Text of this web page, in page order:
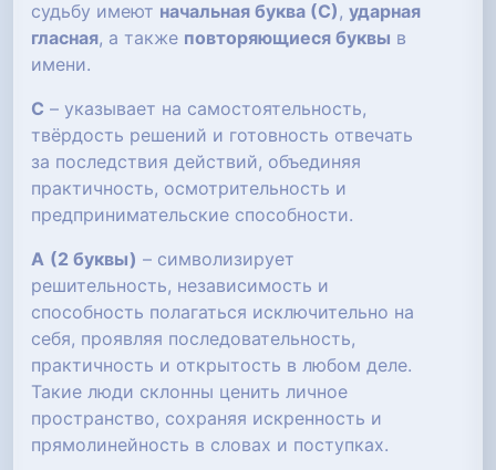
судьбу имеют начальная буква (С), ударная
гласная, а также повторяющиеся буквы в
имени.
С – указывает на самостоятельность,
твёрдость решений и готовность отвечать
за последствия действий, объединяя
практичность, осмотрительность и
предпринимательские способности.
А (2 буквы) – символизирует
решительность, независимость и
способность полагаться исключительно на
себя, проявляя последовательность,
практичность и открытость в любом деле.
Такие люди склонны ценить личное
пространство, сохраняя искренность и
прямолинейность в словах и поступках.